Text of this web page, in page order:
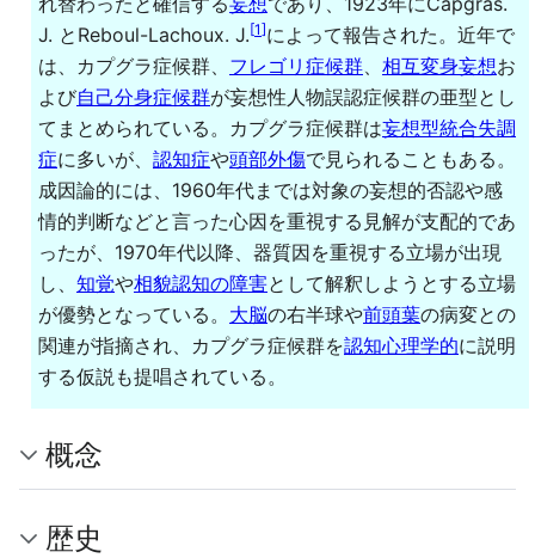
J. とReboul-Lachoux. J.[1]によって報告された。近年で
は、カプグラ症候群、 フレゴリ症候群、 相互変身妄想お
よび自己分身症候群が妄想性人物誤認症候群の亜型とし
てまとめられている。カプグラ症候群は妄想型統合失調
症に多いが、 認知症や頭部外傷で見られることもある。
成因論的には、1960年代までは対象の妄想的否認や感
情的判断などと言った心因を重視する見解が支配的であ
ったが、1970年代以降、器質因を重視する立場が出現
し、 知覚や相貌認知の障害として解釈しようとする立場
が優勢となっている。 大脳の右半球や前頭葉の病変との
関連が指摘され、カプグラ症候群を認知心理学的に説明
する仮説も提唱されている。
概念
歴史